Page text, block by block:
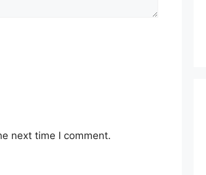
next time I comment.